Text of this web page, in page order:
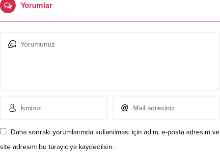
Yorumlar
Daha sonraki yorumlarımda kullanılması için adım, e-posta adresim ve
site adresim bu tarayıcıya kaydedilsin.